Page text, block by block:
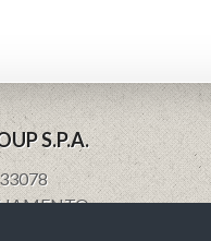
S.P.A.